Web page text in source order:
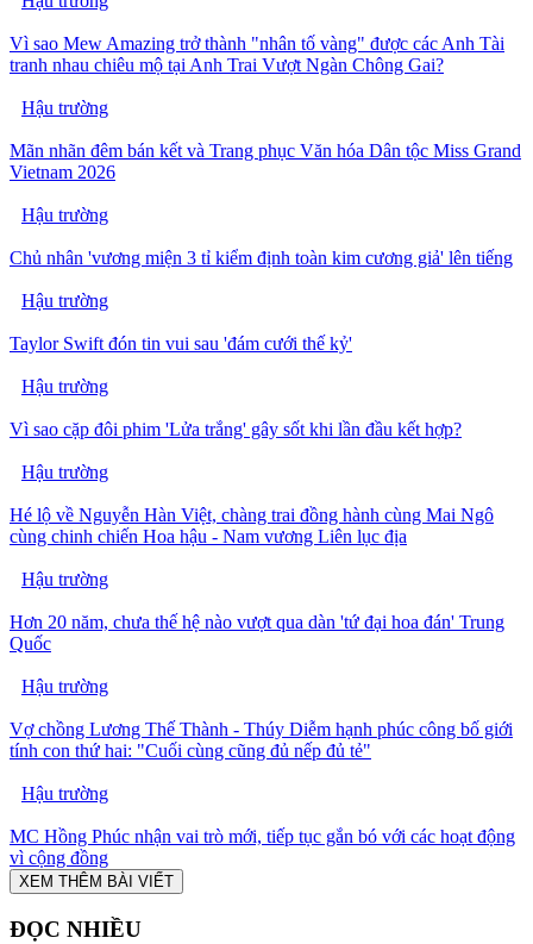
Vì sao Mew Amazing trở thành "nhân tố vàng" được các Anh Tài
tranh nhau chiêu mộ tại Anh Trai Vượt Ngàn Chông Gai?
Hậu trường
Mãn nhãn đêm bán kết và Trang phục Văn hóa Dân tộc Miss Grand
Vietnam 2026
Hậu trường
Chủ nhân 'vương miện 3 tỉ kiểm định toàn kim cương giả' lên tiếng
Hậu trường
Taylor Swift đón tin vui sau 'đám cưới thế kỷ'
Hậu trường
Vì sao cặp đôi phim 'Lửa trắng' gây sốt khi lần đầu kết hợp?
Hậu trường
Hé lộ về Nguyễn Hàn Việt, chàng trai đồng hành cùng Mai Ngô
cùng chinh chiến Hoa hậu - Nam vương Liên lục địa
Hậu trường
Hơn 20 năm, chưa thế hệ nào vượt qua dàn 'tứ đại hoa đán' Trung
Quốc
Hậu trường
Vợ chồng Lương Thế Thành - Thúy Diễm hạnh phúc công bố giới
tính con thứ hai: "Cuối cùng cũng đủ nếp đủ tẻ"
Hậu trường
MC Hồng Phúc nhận vai trò mới, tiếp tục gắn bó với các hoạt động
vì cộng đồng
XEM THÊM BÀI VIẾT
ĐỌC NHIỀU